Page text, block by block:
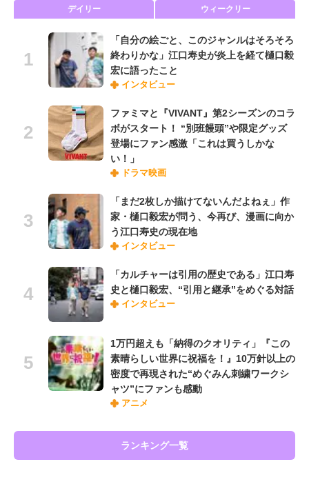
デイリー ウィークリー
「自分の絵ごと、このジャンルはそろそろ
終わりかな」江口寿史が炎上を経て樋口毅
宏に語ったこと
インタビュー
ファミマと『VIVANT』第2シーズンのコラ
ボがスタート！ “別班饅頭”や限定グッズ
登場にファン感激「これは買うしかな
い！」
ドラマ映画
「まだ2枚しか描けてないんだよねぇ」作
家・樋口毅宏が問う、今再び、漫画に向か
う江口寿史の現在地
インタビュー
「カルチャーは引用の歴史である」江口寿
史と樋口毅宏、“引用と継承”をめぐる対話
インタビュー
1万円超えも「納得のクオリティ」『この
素晴らしい世界に祝福を！』10万針以上の
密度で再現された“めぐみん刺繍ワークシ
ャツ”にファンも感動
アニメ
ランキング一覧